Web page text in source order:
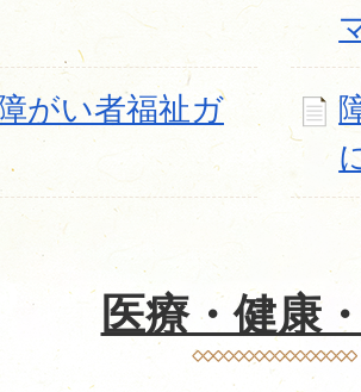
がい者福祉ガ
医療・健康